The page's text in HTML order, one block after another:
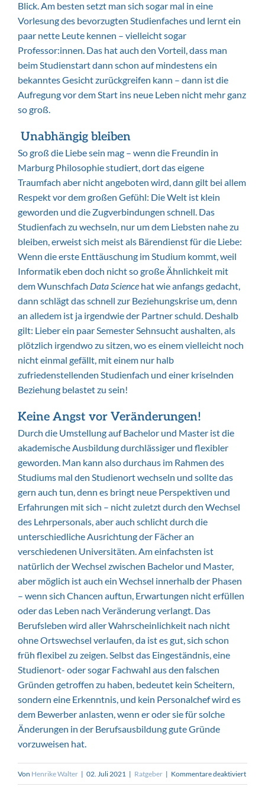
Blick. Am besten setzt man sich sogar mal in eine
Vorlesung des bevorzugten Studienfaches und lernt ein
paar nette Leute kennen – vielleicht sogar
Professor:innen. Das hat auch den Vorteil, dass man
beim Studienstart dann schon auf mindestens ein
bekanntes Gesicht zurückgreifen kann – dann ist die
Aufregung vor dem Start ins neue Leben nicht mehr ganz
so groß.
Unabhängig bleiben
So groß die Liebe sein mag – wenn die Freundin in
Marburg Philosophie studiert, dort das eigene
Traumfach aber nicht angeboten wird, dann gilt bei allem
Respekt vor dem großen Gefühl: Die Welt ist klein
geworden und die Zugverbindungen schnell. Das
Studienfach zu wechseln, nur um dem Liebsten nahe zu
bleiben, erweist sich meist als Bärendienst für die Liebe:
Wenn die erste Enttäuschung im Studium kommt, weil
Informatik eben doch nicht so große Ähnlichkeit mit
dem Wunschfach Data Science hat wie anfangs gedacht,
dann schlägt das schnell zur Beziehungskrise um, denn
an alledem ist ja irgendwie der Partner schuld. Deshalb
gilt: Lieber ein paar Semester Sehnsucht aushalten, als
plötzlich irgendwo zu sitzen, wo es einem vielleicht noch
nicht einmal gefällt, mit einem nur halb
zufriedenstellenden Studienfach und einer kriselnden
Beziehung belastet zu sein!
Keine Angst vor Veränderungen!
Durch die Umstellung auf Bachelor und Master ist die
akademische Ausbildung durchlässiger und flexibler
geworden. Man kann also durchaus im Rahmen des
Studiums mal den Studienort wechseln und sollte das
gern auch tun, denn es bringt neue Perspektiven und
Erfahrungen mit sich – nicht zuletzt durch den Wechsel
des Lehrpersonals, aber auch schlicht durch die
unterschiedliche Ausrichtung der Fächer an
verschiedenen Universitäten. Am einfachsten ist
natürlich der Wechsel zwischen Bachelor und Master,
aber möglich ist auch ein Wechsel innerhalb der Phasen
– wenn sich Chancen auftun, Erwartungen nicht erfüllen
oder das Leben nach Veränderung verlangt. Das
Berufsleben wird aller Wahrscheinlichkeit nach nicht
ohne Ortswechsel verlaufen, da ist es gut, sich schon
früh flexibel zu zeigen. Selbst das Eingeständnis, eine
Studienort- oder sogar Fachwahl aus den falschen
Gründen getroffen zu haben, bedeutet kein Scheitern,
sondern eine Erkenntnis, und kein Personalchef wird es
dem Bewerber anlasten, wenn er oder sie für solche
Änderungen in der Berufsausbildung gute Gründe
vorzuweisen hat.
Von Henrike Walter | 02. Juli 2021 | Ratgeber | Kommentare deaktiviertfür